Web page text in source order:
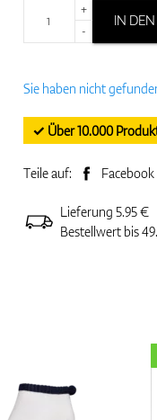
+
-
IN
Sie haben nicht
✓ Über 10.000
Teile auf: Facebook
Lieferung 5.95 €
Bestellwert bis